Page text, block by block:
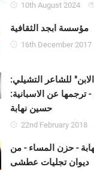
10th August 2024
مؤسسة ابجد الثقافية
16th December 2017
للشاعر التشيلي:
- ترجمها عن الاسبانية:
حسين نهابة
22nd February 2018
- حزن المساء - من
ديوان تجليات عطشى